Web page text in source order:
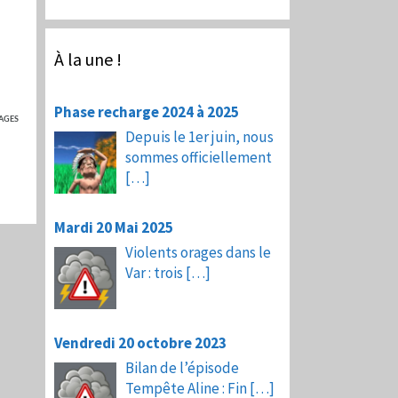
À la une !
Phase recharge 2024 à 2025
Depuis le 1er juin, nous
sommes officiellement
[…]
Mardi 20 Mai 2025
Violents orages dans le
Var : trois […]
Vendredi 20 octobre 2023
Bilan de l’épisode
Tempête Aline : Fin[…]